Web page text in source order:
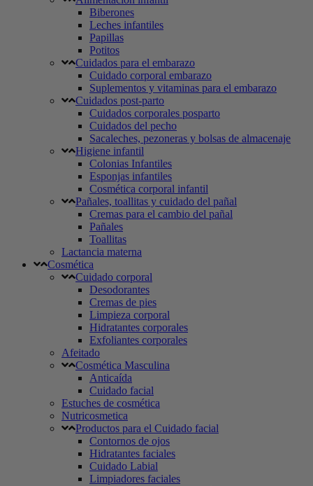
Biberones
Leches infantiles
Papillas
Potitos
Cuidados para el embarazo
Cuidado corporal embarazo
Suplementos y vitaminas para el embarazo
Cuidados post-parto
Cuidados corporales posparto
Cuidados del pecho
Sacaleches, pezoneras y bolsas de almacenaje
Higiene infantil
Colonias Infantiles
Esponjas infantiles
Cosmética corporal infantil
Pañales, toallitas y cuidado del pañal
Cremas para el cambio del pañal
Pañales
Toallitas
Lactancia materna
Cosmética
Cuidado corporal
Desodorantes
Cremas de pies
Limpieza corporal
Hidratantes corporales
Exfoliantes corporales
Afeitado
Cosmética Masculina
Anticaída
Cuidado facial
Estuches de cosmética
Nutricosmetica
Productos para el Cuidado facial
Contornos de ojos
Hidratantes faciales
Cuidado Labial
Limpiadores faciales